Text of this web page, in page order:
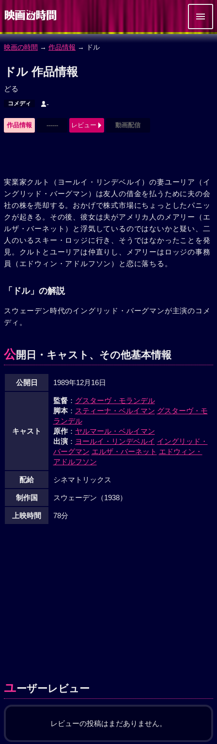
映画の時間 → 作品情報 → ドル
ドル 作品情報
どる
コメディ -
作品情報 ------ レビュー 動画配信
実業家クルト（ヨールイ・リンデベルイ）の妻ユーリア（イ
ングリッド・バーグマン）は友人の借金を払うために夫の会
社の株を売却する。おかげで株式市場にちょっとしたパニッ
クが起きる。その後、彼女は夫がアメリカ人のメアリー（エ
ルザ・バーネット）と浮気しているのではないかと疑い、二
人のいるスキー・ロッジに行き、そうではなかったことを発
見。クルトとユーリアは仲直りし、メアリーはロッジの事務
員（エドウィン・アドルフソン）と恋に落ちる。
「ドル」の解説
スウェーデン時代のイングリッド・バーグマンが主演のコメ
ディ。
公開日・キャスト、その他基本情報
公開日 1989年12月16日
キャスト
監督： グスターヴ・モランデル
脚本： スティーナ・ベルイマン グスターヴ・モ
ランデル
原作： ヤルマール・ベルイマン
出演： ヨールイ・リンデベルイ イングリッド・
バーグマン エルザ・バーネット エドウィン・
アドルフソン
配給 シネマトリックス
制作国 スウェーデン（1938）
上映時間 78分
ユーザーレビュー
レビューの投稿はまだありません。